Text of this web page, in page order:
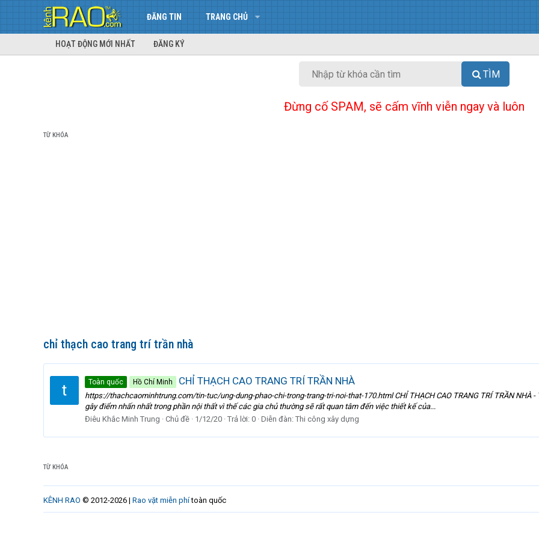
ĐĂNG TIN TRANG CHỦ
HOẠT ĐỘNG MỚI NHẤT ĐĂNG KÝ
TÌM
Đừng cố SPAM, sẽ cấm vĩnh viễn ngay và luôn
TỪ KHÓA
chỉ thạch cao trang trí trần nhà
Toàn quốc Hồ Chí Minh CHỈ THẠCH CAO TRANG TRÍ TRẦN NHÀ
https://thachcaominhtrung.com/tin-tuc/ung-dung-phao-chi-trong-trang-tri-noi-that-170.html CHỈ THẠCH CAO TRANG TRÍ TRẦN NHÀ
gây điểm nhấn nhất trong phần nội thất vì thế các gia chủ thường sẽ rất quan tâm đến việc thiết kế của...
Điêu Khắc Minh Trung
Chủ đề 1/12/20 Trả lời: 0 Diễn đàn: Thi công xây dựng
TỪ KHÓA
KÊNH RAO © 2012-2026 | Rao vặt miễn phítoàn quốc